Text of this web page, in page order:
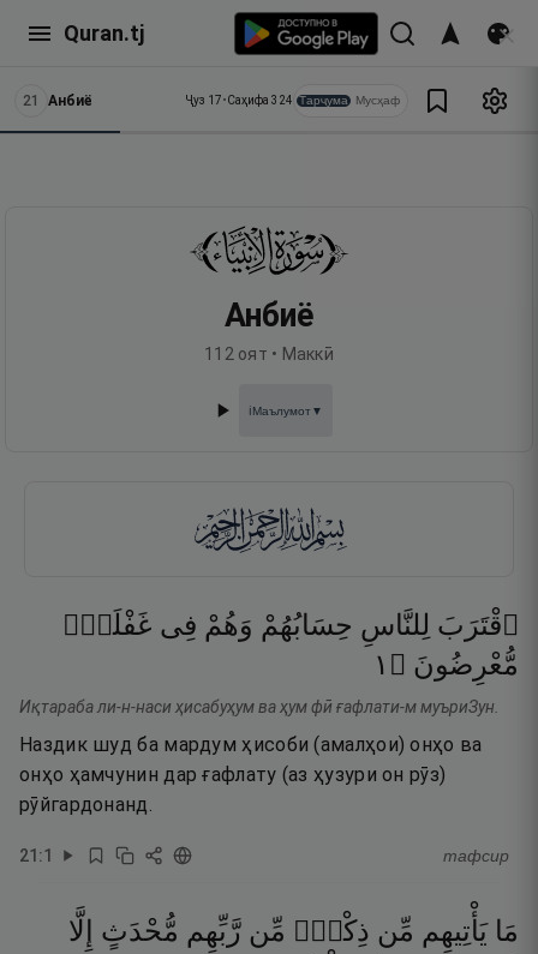
Quran.tj
21 Анбиё Ҷуз 17•Саҳифа 324 Тарҷума Мусҳаф
Анбиё
112 оят • Маккӣ
ℹ️Маълумот▼
ٱقْتَرَبَ لِلنَّاسِ حِسَابُهُمْ وَهُمْ فِى غَفْلَةٍۢ
مُّعْرِضُونَ ۝ ١
Иқтараба ли-н-наси ҳисабуҳум ва ҳум фӣ ғафлати-м муъриЗун.
Наздик шуд ба мардум ҳисоби (амалҳои) онҳо ва
онҳо ҳамчунин дар ғафлату (аз ҳузури он рӯз)
рӯйгардонанд.
21:1 тафсир
مَا يَأْتِيهِم مِّن ذِكْرٍۢ مِّن رَّبِّهِم مُّحْدَثٍ
إِلَّا